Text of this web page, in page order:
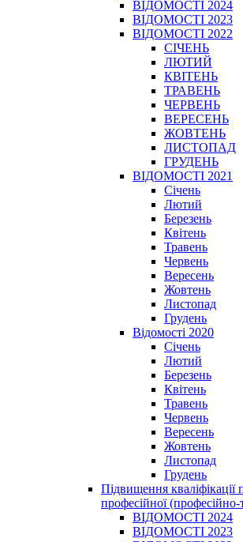
ВІДОМОСТІ 2024
ВІДОМОСТІ 2023
ВІДОМОСТІ 2022
СІЧЕНЬ
ЛЮТИЙ
КВІТЕНЬ
ТРАВЕНЬ
ЧЕРВЕНЬ
ВЕРЕСЕНЬ
ЖОВТЕНЬ
ЛИСТОПАД
ГРУДЕНЬ
ВІДОМОСТІ 2021
Січень
Лютий
Березень
Квітень
Травень
Червень
Вересень
Жовтень
Листопад
Грудень
Відомості 2020
Січень
Лютий
Березень
Квітень
Травень
Червень
Вересень
Жовтень
Листопад
Грудень
Підвищення кваліфікації
професійної (професійно-
ВІДОМОСТІ 2024
ВІДОМОСТІ 2023